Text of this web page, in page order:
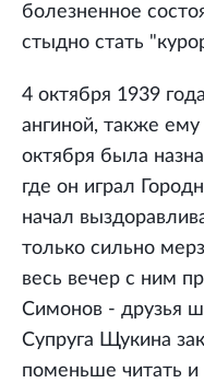
болезненное
стыдно стать
4 октября 1939
ангиной, также
октября была
где он играл
начал
только сильно
весь вечер с ним
Симонов - друзья
Супруга Щукина
поменьше читать и